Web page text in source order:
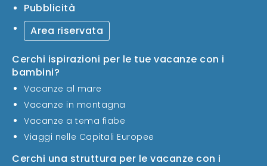
Pubblicità
Area riservata
Cerchi ispirazioni per le tue vacanze con i
bambini?
Vacanze al mare
Vacanze in montagna
Vacanze a tema fiabe
Viaggi nelle Capitali Europee
Cerchi una struttura per le vacanze con i